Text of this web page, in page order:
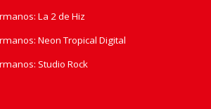
La 2 de Hiz
Neon Tropical Digital
Studio Rock